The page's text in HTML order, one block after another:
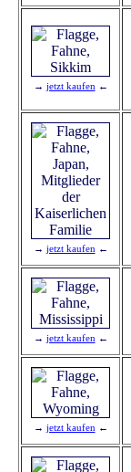
→ jetzt kaufen ←
→ jetzt kaufen ←
→ jetzt kaufen ←
→ jetzt kaufen ←